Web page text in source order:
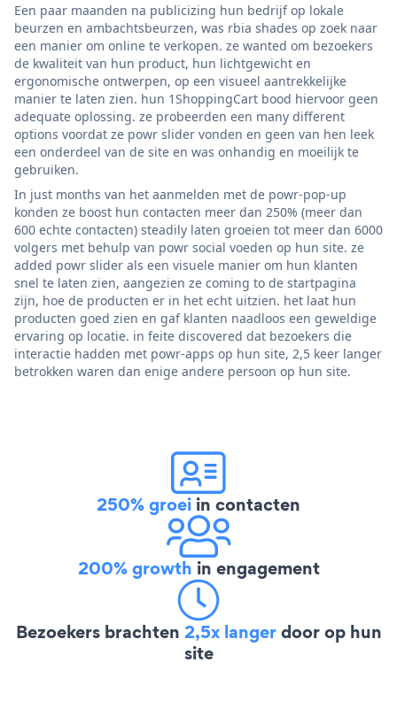
Een paar maanden na publicizing hun bedrijf op lokale
beurzen en ambachtsbeurzen, was rbia shades op zoek naar
een manier om online te verkopen. ze wanted om bezoekers
de kwaliteit van hun product, hun lichtgewicht en
ergonomische ontwerpen, op een visueel aantrekkelijke
manier te laten zien. hun 1ShoppingCart bood hiervoor geen
adequate oplossing. ze probeerden een many different
options voordat ze powr slider vonden en geen van hen leek
een onderdeel van de site en was onhandig en moeilijk te
gebruiken.
In just months van het aanmelden met de powr-pop-up
konden ze boost hun contacten meer dan 250% (meer dan
600 echte contacten) steadily laten groeien tot meer dan 6000
volgers met behulp van powr social voeden op hun site. ze
added powr slider als een visuele manier om hun klanten
snel te laten zien, aangezien ze coming to de startpagina
zijn, hoe de producten er in het echt uitzien. het laat hun
producten goed zien en gaf klanten naadloos een geweldige
ervaring op locatie. in feite discovered dat bezoekers die
interactie hadden met powr-apps op hun site, 2,5 keer langer
betrokken waren dan enige andere persoon op hun site.
250% groei in contacten
200% growth in engagement
Bezoekers brachten 2,5x langerdoor op hun
site